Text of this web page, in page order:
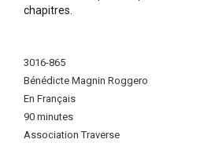
chapitres.
Information
3016-865
Bénédicte Magnin Roggero
En Français
90 minutes
Association Traverse